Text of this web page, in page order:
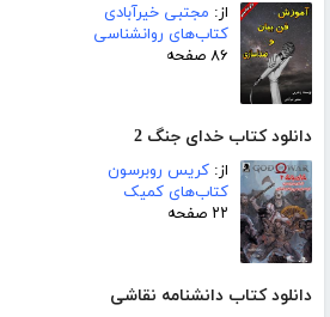
از: مجتبی خیرآبادی
کتاب‌های روانشناسی
۸۶ صفحه
دانلود کتاب خدای جنگ 2
از: کریس روبرسون
کتاب‌های کمیک
۲۲ صفحه
دانلود کتاب دانشنامه نقاشی